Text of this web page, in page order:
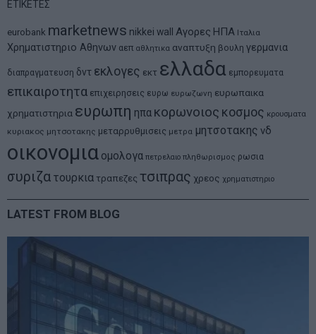
ΕΤΙΚΕΤΕΣ
eurobank marketnews nikkei wall Αγορες ΗΠΑ Ιταλια
Χρηματιστηριο Αθηνων αεπ αθλητικα αναπτυξη βουλη γερμανια
διαπραγματευση δντ εκλογες εκτ ελλαδα εμπορευματα
επικαιροτητα επιχειρησεις ευρω ευρωζωνη ευρωπαικα
χρηματιστηρια ευρωπη ηπα κορωνοιος κοσμος κρουσματα
κυριακος μητσοτακης μεταρρυθμισεις μετρα μητσοτακης νδ
οικονομια ομολογα πετρελαιο πληθωρισμος ρωσια
συριζα τουρκια τραπεζες τσιπρας χρεος χρηματιστηριο
LATEST FROM BLOG